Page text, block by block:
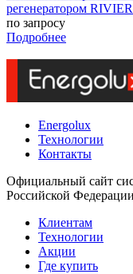
регенератором
по запросу
Подробнее
Energolux
Технологии
Контакты
Официальный сайт
Российской
Клиентам
Технологии
Акции
Где купить